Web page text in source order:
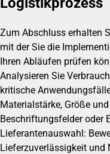
Zum Abschluss erhalten
mit der Sie die
Ihren Abläufen prüfen
Analysieren Sie
kritische
Materialstärke, Größe
Beschriftungsfelder oder
Lieferantenauswahl:
Lieferzuverlässigkeit und